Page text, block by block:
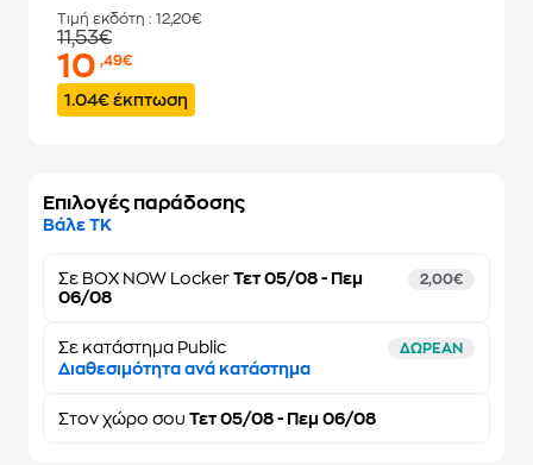
Τιμή εκδότη : 12,20€
11,53€
10,49€
1.04€ έκπτωση
Επιλογές παράδοσης
Βάλε ΤΚ
Σε BOX NOW Locker Τετ 05/08 - Πεμ
06/08
2,00€
Σε κατάστημα Public ΔΩΡΕΑΝ
Διαθεσιμότητα ανά κατάστημα
Στον χώρο σου Τετ 05/08 - Πεμ 06/08